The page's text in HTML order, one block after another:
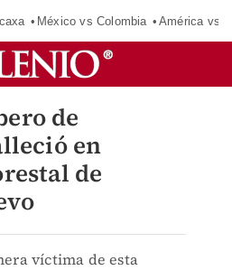
México vs Colombia América vs
de
en
de
víctima de esta